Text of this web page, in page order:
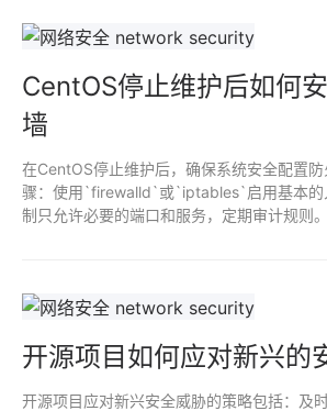
CentOS停止维护后如何
墙
在CentOS停止维护后，确保系统安全配置
骤：使用`firewalld`或`iptables`启用基本的
制只允许必要的端口和服务，定期审计规则
开源项目如何应对新兴的
开源项目应对新兴安全威胁的策略包括：及